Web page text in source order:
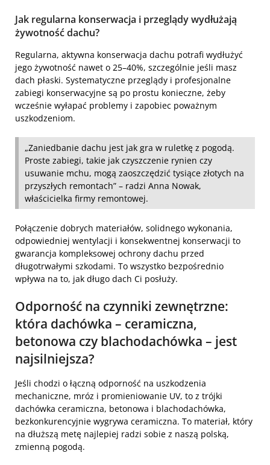
Jak regularna konserwacja i przeglądy wydłużają
żywotność dachu?
Regularna, aktywna konserwacja dachu potrafi wydłużyć
jego żywotność nawet o 25–40%, szczególnie jeśli masz
dach płaski. Systematyczne przeglądy i profesjonalne
zabiegi konserwacyjne są po prostu konieczne, żeby
wcześnie wyłapać problemy i zapobiec poważnym
uszkodzeniom.
„Zaniedbanie dachu jest jak gra w ruletkę z pogodą.
Proste zabiegi, takie jak czyszczenie rynien czy
usuwanie mchu, mogą zaoszczędzić tysiące złotych na
przyszłych remontach” – radzi Anna Nowak,
właścicielka firmy remontowej.
Połączenie dobrych materiałów, solidnego wykonania,
odpowiedniej wentylacji i konsekwentnej konserwacji to
gwarancja kompleksowej ochrony dachu przed
długotrwałymi szkodami. To wszystko bezpośrednio
wpływa na to, jak długo dach Ci posłuży.
Odporność na czynniki zewnętrzne:
która dachówka – ceramiczna,
betonowa czy blachodachówka – jest
najsilniejsza?
Jeśli chodzi o łączną odporność na uszkodzenia
mechaniczne, mróz i promieniowanie UV, to z trójki
dachówka ceramiczna, betonowa i blachodachówka,
bezkonkurencyjnie wygrywa ceramiczna. To materiał, który
na dłuższą metę najlepiej radzi sobie z naszą polską,
zmienną pogodą.